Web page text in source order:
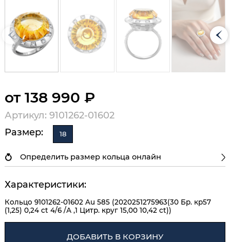
от 138 990 ₽
Артикул: 9101262-01602
Размер:
18
Определить размер кольца онлайн
Характеристики:
Кольцо 9101262-01602 Au 585 (2020251275963(30 Бр. кр57
(1,25) 0,24 ct 4/6 /А ,1 Цитр. круг 15,00 10,42 ct))
ДОБАВИТЬ В КОРЗИНУ